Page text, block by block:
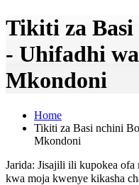
Tikiti za Basi
- Uhifadhi
Mkondoni
Home
Tikiti za Basi nchini
Mkondoni
Jarida: Jisajili ili kupokea ofa
kwa moja kwenye kikasha